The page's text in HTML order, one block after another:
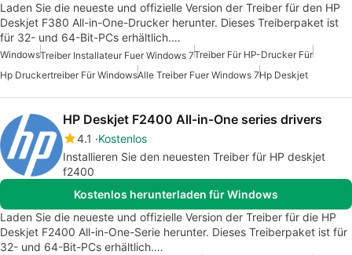
Laden Sie die neueste und offizielle Version der Treiber für den HP
Deskjet F380 All-in-One-Drucker herunter. Dieses Treiberpaket ist
für 32- und 64-Bit-PCs erhältlich.…
WindowsTreiber Installateur Fuer Windows 7Treiber Für HP-Drucker Für
Hp Druckertreiber Für WindowsAlle Treiber Fuer Windows 7Hp Deskjet
HP Deskjet F2400 All-in-One series drivers
4.1
Kostenlos
Installieren Sie den neuesten Treiber für HP deskjet
f2400
Kostenlos herunterladen für Windows
Laden Sie die neueste und offizielle Version der Treiber für die HP
Deskjet F2400 All-in-One-Serie herunter. Dieses Treiberpaket ist für
32- und 64-Bit-PCs erhältlich.…